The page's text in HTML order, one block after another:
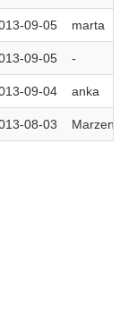
09-05 marta
09-05 -
09-04 anka
08-03